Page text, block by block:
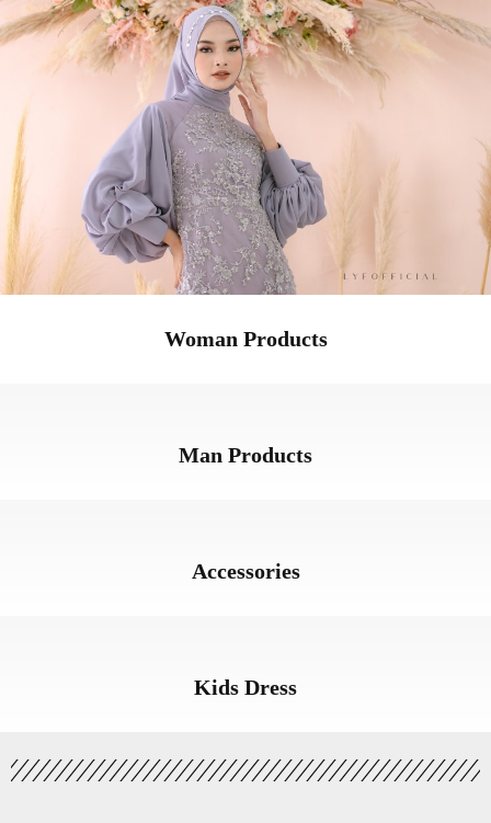
Woman Products
Man Products
Accessories
Kids Dress